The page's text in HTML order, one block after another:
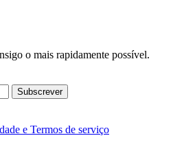
o mais rapidamente possível.
Subscrever
e Termos de serviço